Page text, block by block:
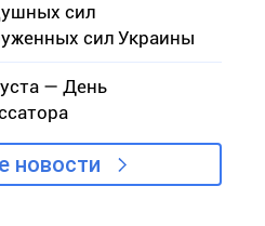
сил
сил Украины
— День
новости